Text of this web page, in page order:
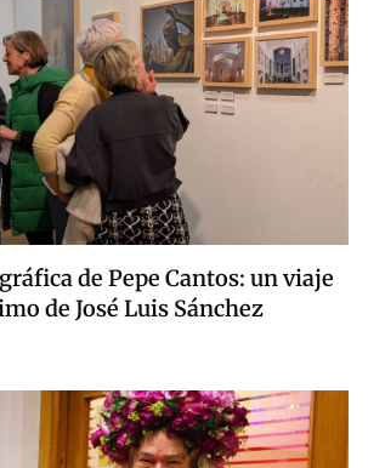
de Pepe Cantos: un viaje
de José Luis Sánchez